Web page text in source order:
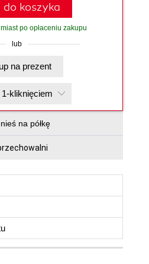
do koszyka
po opłaceniu zakupu
lub
Kup na prezent
1-kliknięciem
na półkę